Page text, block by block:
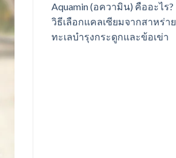
Aquamin (อความิน) คืออะไร?
วิธีเลือกแคลเซียมจากสาหร่าย
ทะเลบำรุงกระดูกและข้อเข่า